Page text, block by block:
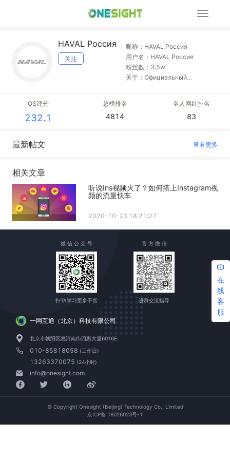
展
HAVAL Россия
关注
昵称：HAVAL Россия
用户名：HAVAL Россия
粉丝数：3.5w
关于：Официальный
OS评分
232.1
总榜排名
4814
名人网红排名
83
最新帖文 查看更多
相关文章
听说Ins视频火了？如何搭上Instagram视
频的流量快车
2020-10-23 18:21:27
在
线
客
服
一网互通（北京）科技有限公司
北京市朝阳区惠河南街四惠大厦6016E
010-85818058 (工作日)
13263370075 (24小时)
info@onesight.com
微 信 公 众 号
扫TA学习更多干货
官 方 微 信
进群交流指导
© Copyright Onesight (Beijing) Technology Co., Limited
京ICP备 18026023号-1